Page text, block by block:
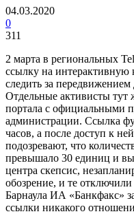
04.03.2020
0
311
2 марта в региональных
ссылку на
следить за
Отдельные активисты тут
портала с официальными
администрации. Ссылка
часов, а после доступ к
подозревают, что
превышало 30 единиц и
центра скепсис,
обозрение, и те
Барнаула ИА «Банкфакс»
ссылки никакого